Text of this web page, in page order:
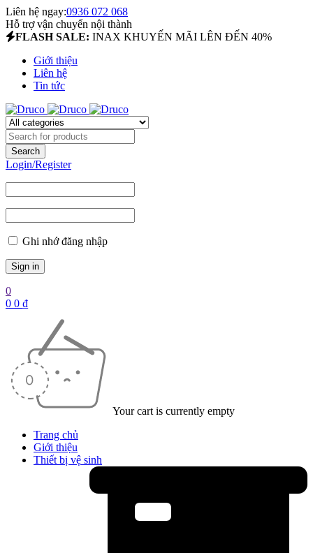
Liên hệ ngay:0936 072 068
Hỗ trợ vận chuyển nội thành
FLASH SALE: INAX KHUYẾN MÃI LÊN ĐẾN 40%
Giới thiệu
Liên hệ
Tin tức
Login/Register
Ghi nhớ đăng nhập
0
0 0 ₫
Your cart is currently empty
Trang chủ
Giới thiệu
Thiết bị vệ sinh